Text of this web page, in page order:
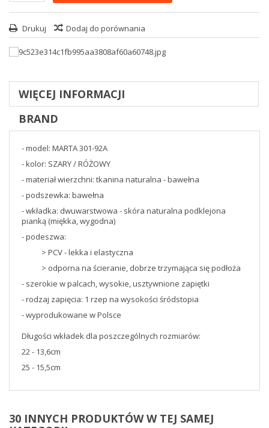
Drukuj Dodaj do porównania
WIĘCEJ INFORMACJI
BRAND
- model: MARTA 301-92A
- kolor: SZARY / RÓŻOWY
- materiał wierzchni: tkanina naturalna - bawełna
- podszewka: bawełna
- wkładka: dwuwarstwowa - skóra naturalna podklejona
pianką (miękka, wygodna)
- podeszwa:
> PCV - lekka i elastyczna
> odporna na ścieranie, dobrze trzymająca się podłoża
- szerokie w palcach, wysokie, usztywnione zapiętki
- rodzaj zapięcia: 1 rzep na wysokości śródstopia
- wyprodukowane w Polsce
Długości wkładek dla poszczególnych rozmiarów:
22 - 13,6cm
25 - 15,5cm
30 INNYCH PRODUKTÓW W TEJ SAMEJ